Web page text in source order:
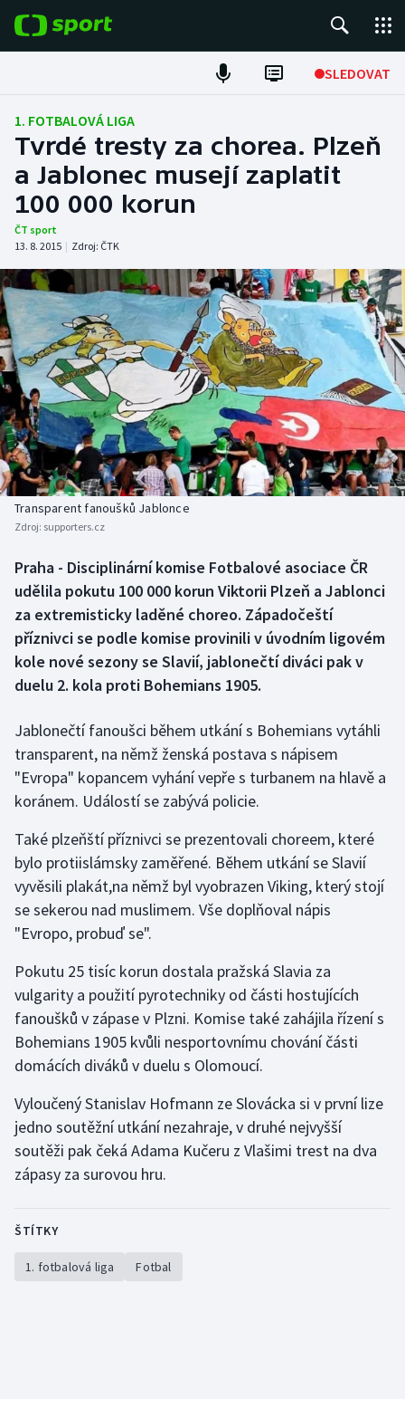
SLEDOVAT
Fotbal
Hokej
Tenis
Atletika
Cyklistika
DALŠÍ SPORTY
Americký fotbal
Baseball a softbal
Basketbal
Biatlon
Box
Curling
Dostihy
Florbal
Futsal
Golf
Gymnastika
Házená
Jezdectví
Krasobruslení
Lezení
Lyže a snowboard
Moderní pětiboj
NEPŘEHLÉDNĚTE
Soutěže
Historické návraty
Aplikace ČT sport
1. FOTBALOVÁ LIGA
Tvrdé tresty za chorea. Plzeň
a Jablonec musejí zaplatit
100 000 korun
ČT sport
13. 8. 2015 | Zdroj: ČTK
Transparent fanoušků Jablonce
Zdroj: supporters.cz
Praha - Disciplinární komise Fotbalové asociace ČR
udělila pokutu 100 000 korun Viktorii Plzeň a Jablonci
za extremisticky laděné choreo. Západočeští
příznivci se podle komise provinili v úvodním ligovém
kole nové sezony se Slavií, jablonečtí diváci pak v
duelu 2. kola proti Bohemians 1905.
Jablonečtí fanoušci během utkání s Bohemians vytáhli
transparent, na němž ženská postava s nápisem
"Evropa" kopancem vyhání vepře s turbanem na hlavě a
koránem. Událostí se zabývá policie.
Také plzeňští příznivci se prezentovali choreem, které
bylo protiislámsky zaměřené. Během utkání se Slavií
vyvěsili plakát,na němž byl vyobrazen Viking, který stojí
se sekerou nad muslimem. Vše doplňoval nápis
"Evropo, probuď se".
Pokutu 25 tisíc korun dostala pražská Slavia za
vulgarity a použití pyrotechniky od části hostujících
fanoušků v zápase v Plzni. Komise také zahájila řízení s
Bohemians 1905 kvůli nesportovnímu chování části
domácích diváků v duelu s Olomoucí.
Vyloučený Stanislav Hofmann ze Slovácka si v první lize
jedno soutěžní utkání nezahraje, v druhé nejvyšší
soutěži pak čeká Adama Kučeru z Vlašimi trest na dva
zápasy za surovou hru.
ŠTÍTKY
1. fotbalová liga Fotbal